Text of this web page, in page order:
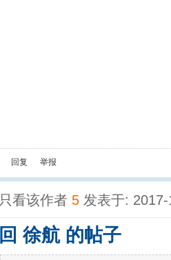
回复 举报
只看该作者 5 发表于:
回 徐航 的帖子